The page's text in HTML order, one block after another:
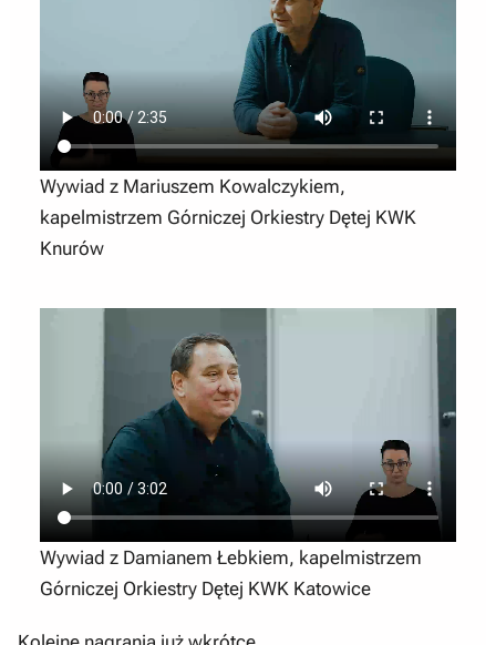
Wywiad z Mariuszem Kowalczykiem,
kapelmistrzem Górniczej Orkiestry Dętej KWK
Knurów
Wywiad z Damianem Łebkiem, kapelmistrzem
Górniczej Orkiestry Dętej KWK Katowice